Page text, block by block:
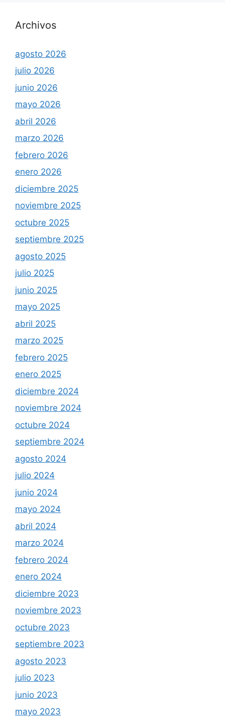
Archivos
agosto 2026
julio 2026
junio 2026
mayo 2026
abril 2026
marzo 2026
febrero 2026
enero 2026
diciembre 2025
noviembre 2025
octubre 2025
septiembre 2025
agosto 2025
julio 2025
junio 2025
mayo 2025
abril 2025
marzo 2025
febrero 2025
enero 2025
diciembre 2024
noviembre 2024
octubre 2024
septiembre 2024
agosto 2024
julio 2024
junio 2024
mayo 2024
abril 2024
marzo 2024
febrero 2024
enero 2024
diciembre 2023
noviembre 2023
octubre 2023
septiembre 2023
agosto 2023
julio 2023
junio 2023
mayo 2023